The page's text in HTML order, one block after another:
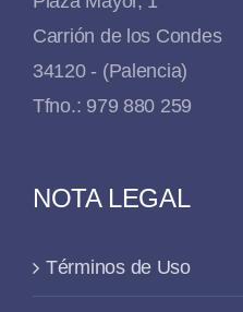
Carrión de los Condes
34120 - (Palencia)
Tfno.: 979 880 259
NOTA LEGAL
Términos de Uso